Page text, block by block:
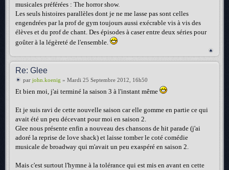
musicales préférées : The horror show.
Les seuls histoires parallèles dont je ne me lasse pas sont celles
engendrées par la prof de gym toujours aussi exécrable vis à vis des
élèves et du prof de chant. Des épisodes à caser entre deux séries pour
goûter à la légèreté de l'ensemble.
Re: Glee
par john.koenig » Mardi 25 Septembre 2012, 16h50
Et bien moi, j'ai terminé la saison 3 à l'instant même
Et je suis ravi de cette nouvelle saison car elle gomme en partie ce qui
avait été un peu décevant pour moi en saison 2.
Glee nous présente enfin a nouveau des chansons de hit parade (j'ai
adoré la reprise de love shack) et laisse tomber le coté comédie
musicale de broadway qui m'avait un peu exaspéré en saison 2.
Mais c'est surtout l'hymne à la tolérance qui est mis en avant en cette